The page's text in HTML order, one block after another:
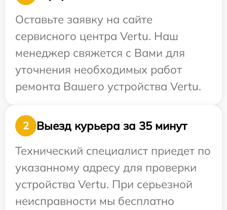
Оставьте заявку на сайте
сервисного центра Vertu. Наш
менеджер свяжется с Вами для
уточнения необходимых работ
ремонта Вашего устройства Vertu.
2
Выезд курьера за 35 минут
Технический специалист приедет по
указанному адресу для проверки
устройства Vertu. При серьезной
неисправности мы бесплатно